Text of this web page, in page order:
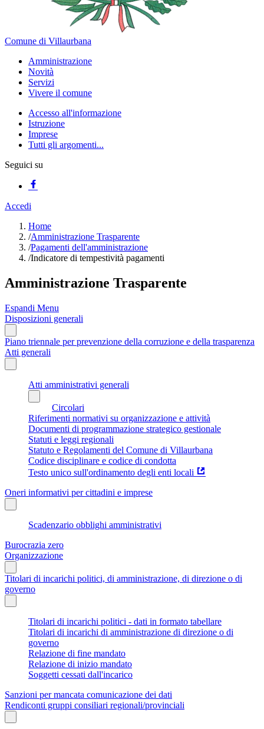
Comune di Villaurbana
Amministrazione
Novità
Servizi
Vivere il comune
Accesso all'informazione
Istruzione
Imprese
Tutti gli argomenti...
Seguici su
Accedi
Home
/Amministrazione Trasparente
/Pagamenti dell'amministrazione
/Indicatore di tempestività pagamenti
Amministrazione Trasparente
Espandi Menu
Disposizioni generali
Piano triennale per prevenzione della corruzione e della trasparenza
Atti generali
Atti amministrativi generali
Circolari
Riferimenti normativi su organizzazione e attività
Documenti di programmazione strategico gestionale
Statuti e leggi regionali
Statuto e Regolamenti del Comune di Villaurbana
Codice disciplinare e codice di condotta
Testo unico sull'ordinamento degli enti locali
Oneri informativi per cittadini e imprese
Scadenzario obblighi amministrativi
Burocrazia zero
Organizzazione
Titolari di incarichi politici, di amministrazione, di direzione o di
governo
Titolari di incarichi politici - dati in formato tabellare
Titolari di incarichi di amministrazione di direzione o di
governo
Relazione di fine mandato
Relazione di inizio mandato
Soggetti cessati dall'incarico
Sanzioni per mancata comunicazione dei dati
Rendiconti gruppi consiliari regionali/provinciali